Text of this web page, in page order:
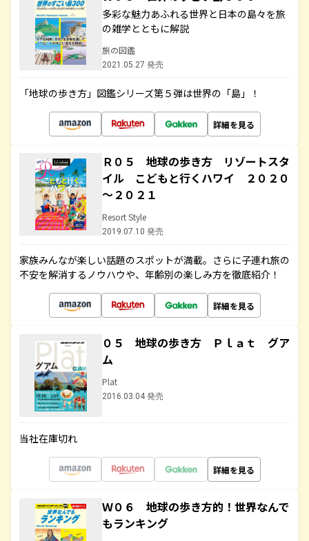
多彩な魅力あふれる世界と日本の島々を旅
の雑学とともに解説
旅の図鑑
2021.05.27 発売
「地球の歩き方」図鑑シリーズ第５弾は世界の「島」！
詳細を見る
Ｒ０５ 地球の歩き方 リゾートスタ
イル こどもと行くハワイ ２０２０
～２０２１
Resort Style
2019.07.10 発売
家族みんなが楽しい話題のスポットが満載。さらに子連れ旅の
不安を解消するノウハウや、年齢別の楽しみ方を徹底紹介！
詳細を見る
０５ 地球の歩き方 Ｐｌａｔ グア
ム
Plat
2016.03.04 発売
当社在庫切れ
詳細を見る
Ｗ０６ 地球の歩き方的！世界なんで
もランキング